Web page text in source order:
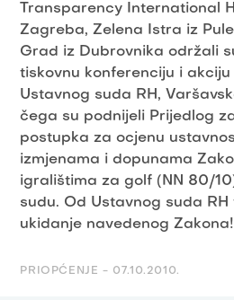
Transparency International
Zagreba, Zelena Istra iz
Grad iz Dubrovnika održali
tiskovnu konferenciju i
Ustavnog suda RH,
čega su podnijeli Prijedlog
postupka za ocjenu
izmjenama i dopunama
igralištima za golf (NN 80/
sudu. Od Ustavnog suda
ukidanje navedenog Zakona!
PRIOPĆENJE - 07.10.2010.